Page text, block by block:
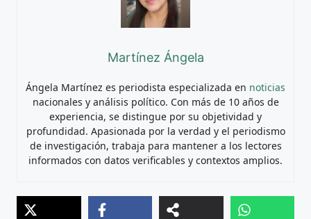
Martínez Ángela
Ángela Martínez es periodista especializada en noticias
nacionales y análisis político. Con más de 10 años de
experiencia, se distingue por su objetividad y
profundidad. Apasionada por la verdad y el periodismo
de investigación, trabaja para mantener a los lectores
informados con datos verificables y contextos amplios.